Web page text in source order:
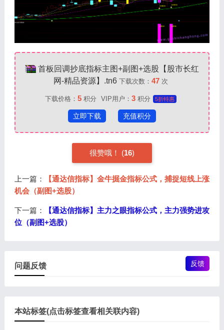
首板回调抄底指标主图+副图+选股【股市长红
网-精品资源】.tn6 下载次数： 47次
下载价格： 5积分 VIP用户： 3积分 5折特惠
立即下载 充值积分
很赞哦！ (16)
上一篇：
【通达信指标】金牛掘金指标公式，捕捉短线上涨
机会（副图+选股）
下一篇：
【通达信指标】主力之眼指标公式，主力强势进攻
位（副图+选股）
问题反馈 反馈
本站标签(点击标签查看相关联内容)